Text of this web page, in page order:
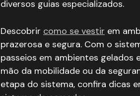
Sugestões de Destinos como
Perguntas Frequentes
Como posso combinar
Qual é a função do fleece
Quais tipos de roupas
De que forma posso me
Quais tecidos são indicados
inverno?
diversos guias especializados.
Descobrir como se vestir em
prazerosa e segura. Com o
passeios em ambientes gelados
mão da mobilidade ou da
etapa do sistema, confira dicas